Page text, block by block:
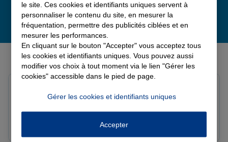
Derniers avis de nos agences Allianz
Note de 5 sur 5
le site. Ces cookies et identifiants uniques servent à
personnaliser le contenu du site, en mesurer la
fréquentation, permettre des publicités ciblées et en
mesurer les performances.
En cliquant sur le bouton "Accepter" vous acceptez tous
les cookies et identifiants uniques. Vous pouvez aussi
modifier vos choix à tout moment via le lien "Gérer les
cookies" accessible dans le pied de page.
Gérer les cookies et identifiants uniques
Accepter